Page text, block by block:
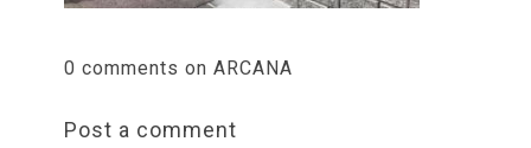
0 comments on ARCANA
Post a comment